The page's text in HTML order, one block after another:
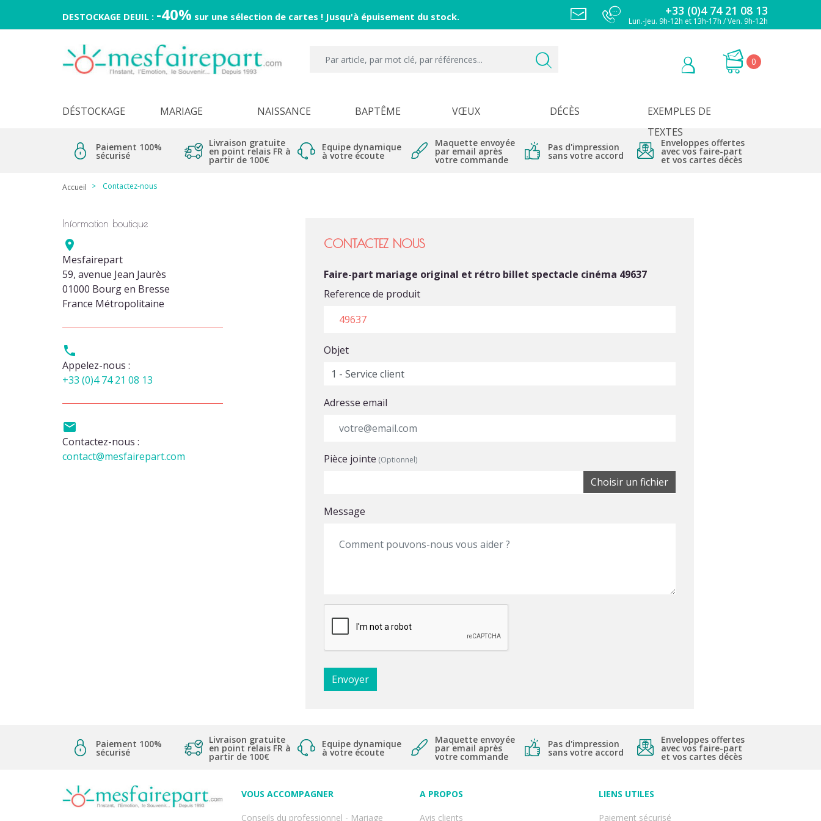
DESTOCKAGE DEUIL : -40% sur une sélection de cartes ! Jusqu'à épuisement du stock. +33 (0)4 74 21 08 13
Lun.-Jeu. 9h-12h et 13h-17h / Ven. 9h-12h
0
DÉSTOCKAGE MARIAGE NAISSANCE BAPTÊME VŒUX DÉCÈS
EXEMPLES DE
TEXTES
Paiement 100%
sécurisé
Livraison gratuite
en point relais FR à
partir de 100€
Equipe dynamique
à votre écoute
Maquette envoyée
par email après
votre commande
Pas d'impression
sans votre accord
Enveloppes offertes
avec vos faire-part
et vos cartes décès
Accueil Contactez-nous
Information boutique

Mesfairepart
59, avenue Jean Jaurès
01000 Bourg en Bresse
France Métropolitaine

Appelez-nous :
+33 (0)4 74 21 08 13

Contactez-nous :
contact@mesfairepart.com
CONTACTEZ NOUS
Faire-part mariage original et rétro billet spectacle cinéma 49637
Reference de produit
Objet
Adresse email
Pièce jointe (Optionnel)
Message
Paiement 100%
sécurisé
Livraison gratuite
en point relais FR à
partir de 100€
Equipe dynamique
à votre écoute
Maquette envoyée
par email après
votre commande
Pas d'impression
sans votre accord
Enveloppes offertes
avec vos faire-part
et vos cartes décès
VOUS ACCOMPAGNER
Conseils du professionnel - Mariage
A PROPOS
Avis clients
LIENS UTILES
Paiement sécurisé